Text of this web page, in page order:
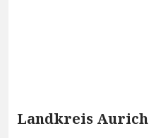
Landkreis Aurich